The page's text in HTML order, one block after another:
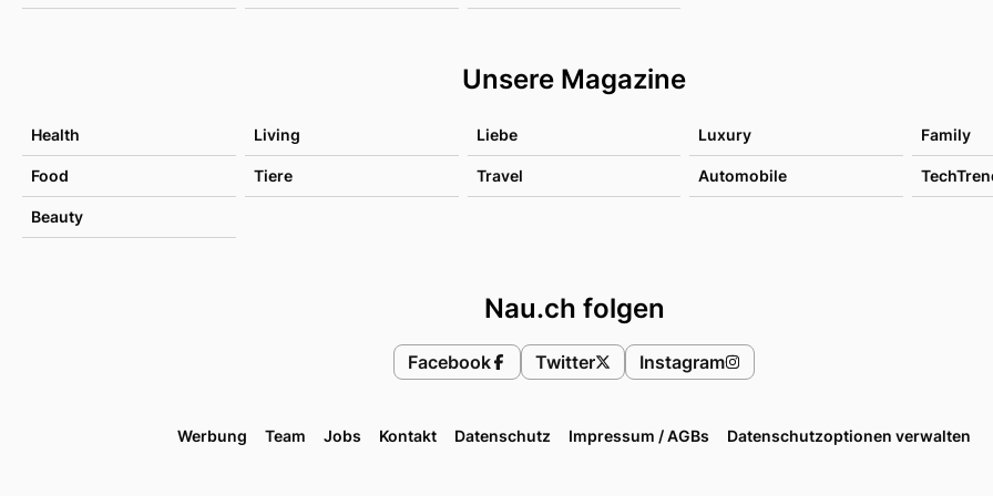
Unsere Magazine
Health Living Liebe Luxury Family
Food Tiere Travel Automobile
Beauty
Nau.ch folgen
Facebook Twitter Instagram
Werbung Team Jobs Kontakt Datenschutz Impressum / AGBs Datenschutzoptionen verwalten